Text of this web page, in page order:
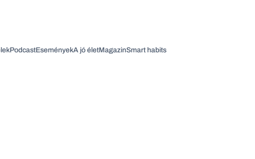
PodcastEseményekA jó életMagazinSmart habits